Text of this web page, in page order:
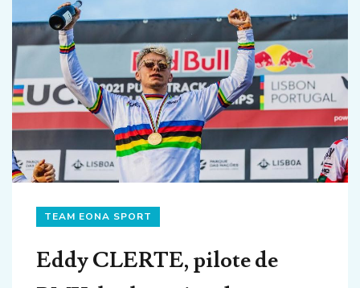
TEAM EONA SPORT
Eddy CLERTE, pilote de